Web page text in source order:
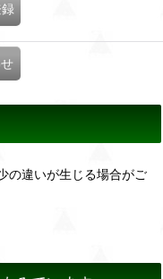
の違いが生じる場合がご